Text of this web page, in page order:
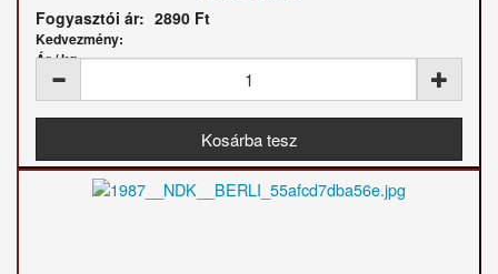
Fogyasztói ár: 2890 Ft
Kedvezmény:
Ár / kg: